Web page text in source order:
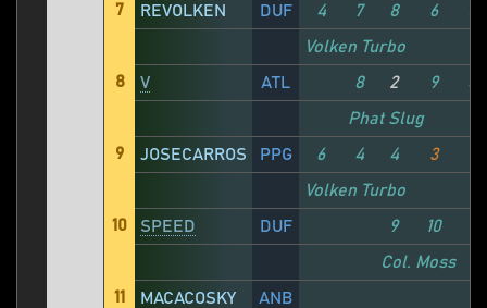
7
REVOLKEN DUF 4 7 8 6
Volken Turbo
8
V ATL 8 2 9 4
Phat Slug
9
JOSECARROS PPG 6 4 4 3
Volken Turbo
10
SPEED DUF 9 10
Col. Moss
11
MACACOSKY ANB